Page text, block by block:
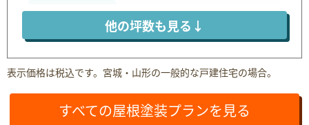
40坪 57.1万円
45坪 64.8万円
50坪 72.4万円
プラン詳細を見る→
他の坪数も見る↓
表示価格は税込です。宮城・山形の一般的な戸建住宅の場合。
すべての屋根塗装プランを見る